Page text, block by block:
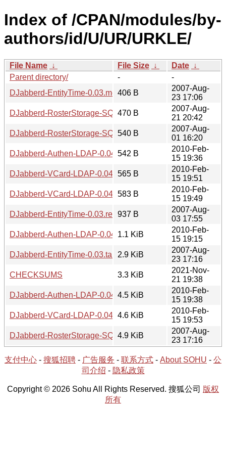
Index of /CPAN/modules/by-
authors/id/U/UR/URKLE/
File Name ↓ File Size ↓ Date ↓
Parent directory/
-
-
DJabberd-EntityTime-0.03.meta406 B
2007-Aug-
23 17:06
DJabberd-RosterStorage-SQLite-Fixed-0.02.meta
470 B
2007-Aug-
21 20:42
DJabberd-RosterStorage-SQLite-Fixed-0.02.readme
540 B
2007-Aug-
01 16:20
DJabberd-Authen-LDAP-0.04.meta
542 B
2010-Feb-
15 19:36
DJabberd-VCard-LDAP-0.04.meta
565 B
2010-Feb-
15 19:51
DJabberd-VCard-LDAP-0.04.readme
583 B
2010-Feb-
15 19:49
DJabberd-EntityTime-0.03.readme
937 B
2007-Aug-
03 17:55
DJabberd-Authen-LDAP-0.04.readme
1.1 KiB
2010-Feb-
15 19:15
DJabberd-EntityTime-0.03.tar.gz2.9 KiB
2007-Aug-
23 17:16
CHECKSUMS
3.3 KiB
2021-Nov-
21 19:38
DJabberd-Authen-LDAP-0.04.tar.gz
4.5 KiB
2010-Feb-
15 19:38
DJabberd-VCard-LDAP-0.04.tar.gz
4.6 KiB
2010-Feb-
15 19:53
DJabberd-RosterStorage-SQLite-Fixed-0.02.tar.gz
4.9 KiB
2007-Aug-
23 17:16
支付中心 - 搜狐招聘 - 广告服务 - 联系方式 - About SOHU - 公
司介绍 - 隐私政策
Copyright © 2026 Sohu All Rights Reserved. 搜狐公司 版权
所有